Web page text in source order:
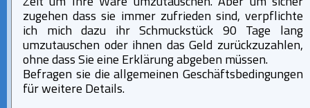
Zeit um Ihre Ware umzutauschen. Aber um sicher
zugehen dass sie immer zufrieden sind, verpflichte
ich mich dazu ihr Schmuckstück 90 Tage lang
umzutauschen oder ihnen das Geld zurückzuzahlen,
ohne dass Sie eine Erklärung abgeben müssen.
Befragen sie die allgemeinen Geschäftsbedingungen
für weitere Details.